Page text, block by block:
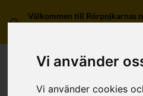
Vi använder
Vi använder cookies
Välkommen till